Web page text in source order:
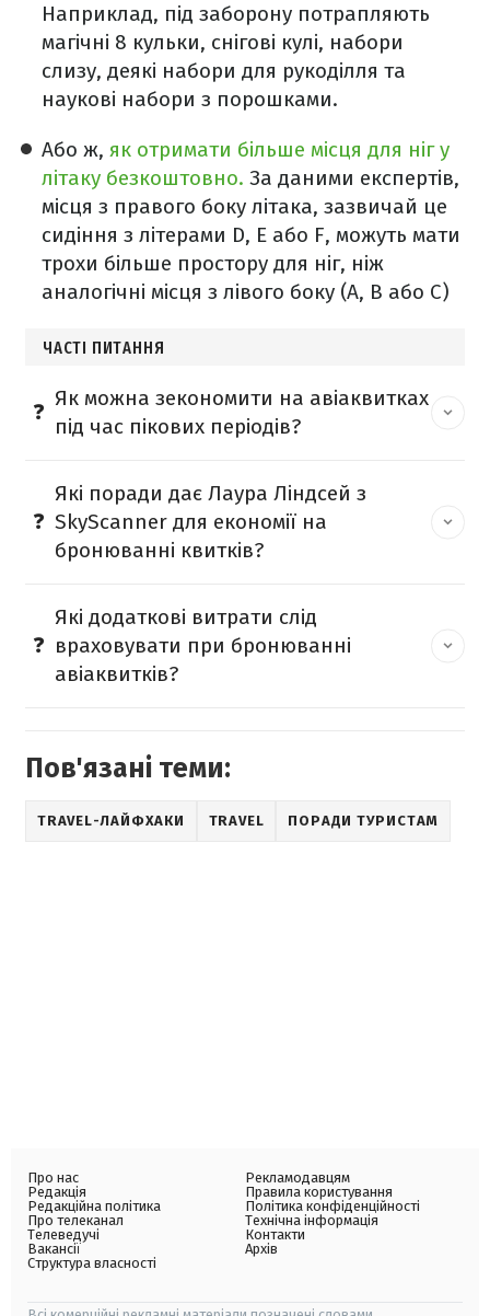
Наприклад, під заборону потрапляють
магічні 8 кульки, снігові кулі, набори
слизу, деякі набори для рукоділля та
наукові набори з порошками.
Або ж, як отримати більше місця для ніг у
літаку безкоштовно. За даними експертів,
місця з правого боку літака, зазвичай це
сидіння з літерами D, E або F, можуть мати
трохи більше простору для ніг, ніж
аналогічні місця з лівого боку (A, B або C)
ЧАСТІ ПИТАННЯ
Як можна зекономити на авіаквитках
під час пікових періодів?
Які поради дає Лаура Ліндсей з
SkyScanner для економії на
бронюванні квитків?
Які додаткові витрати слід
враховувати при бронюванні
авіаквитків?
Пов'язані теми:
TRAVEL-ЛАЙФХАКИ TRAVEL ПОРАДИ ТУРИСТАМ
Про нас
Редакція
Редакційна політика
Про телеканал
Телеведучі
Вакансії
Структура власності
Рекламодавцям
Правила користування
Політика конфіденційності
Технічна інформація
Контакти
Архів